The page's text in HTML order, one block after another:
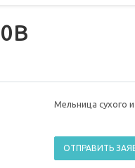
Мельница сухого
ОТПРАВИТЬ